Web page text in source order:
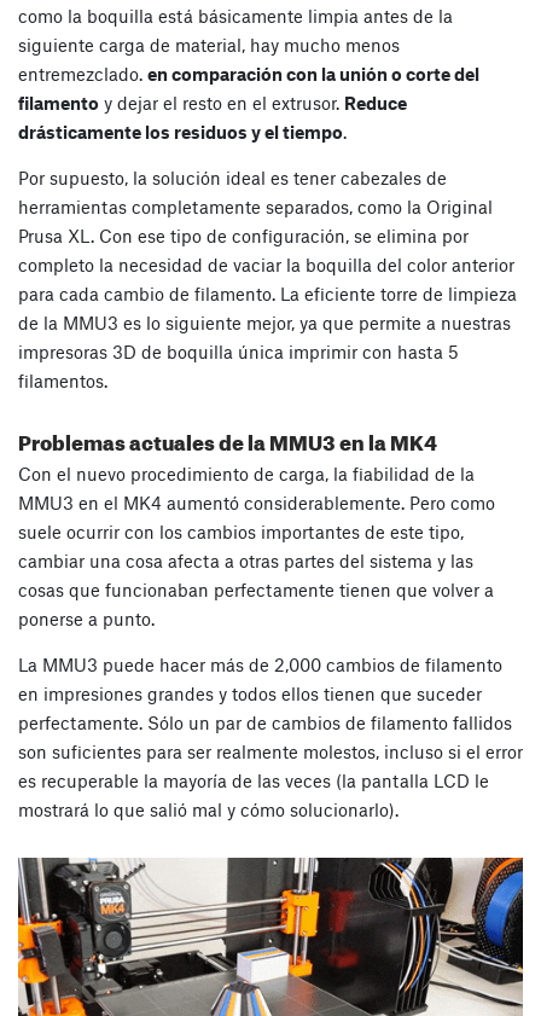
como la boquilla está básicamente limpia antes de la
siguiente carga de material, hay mucho menos
entremezclado. en comparación con la unión o corte del
filamento y dejar el resto en el extrusor. Reduce
drásticamente los residuos y el tiempo.
Por supuesto, la solución ideal es tener cabezales de
herramientas completamente separados, como la Original
Prusa XL. Con ese tipo de configuración, se elimina por
completo la necesidad de vaciar la boquilla del color anterior
para cada cambio de filamento. La eficiente torre de limpieza
de la MMU3 es lo siguiente mejor, ya que permite a nuestras
impresoras 3D de boquilla única imprimir con hasta 5
filamentos.
Problemas actuales de la MMU3 en la MK4
Con el nuevo procedimiento de carga, la fiabilidad de la
MMU3 en el MK4 aumentó considerablemente. Pero como
suele ocurrir con los cambios importantes de este tipo,
cambiar una cosa afecta a otras partes del sistema y las
cosas que funcionaban perfectamente tienen que volver a
ponerse a punto.
La MMU3 puede hacer más de 2,000 cambios de filamento
en impresiones grandes y todos ellos tienen que suceder
perfectamente. Sólo un par de cambios de filamento fallidos
son suficientes para ser realmente molestos, incluso si el error
es recuperable la mayoría de las veces (la pantalla LCD le
mostrará lo que salió mal y cómo solucionarlo).